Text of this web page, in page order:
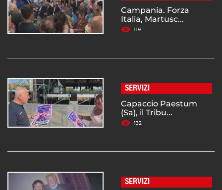
Campania. Forza
Italia, Martusc...
119
SERVIZI
Capaccio Paestum
(Sa), il Tribu...
132
SERVIZI